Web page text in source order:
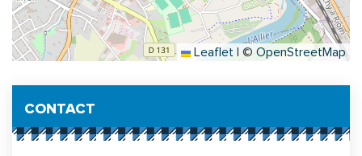
Leaflet | © OpenStreetMap
CONTACT